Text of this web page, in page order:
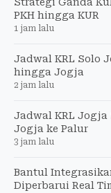
PKH hingga KUR
1 jam lalu
Jadwal KRL Solo
hingga Jogja
2 jam lalu
Jadwal KRL Jogja
Jogja ke Palur
3 jam lalu
Bantul
Diperbarui Real